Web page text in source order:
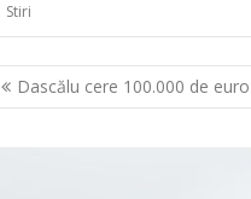
Stiri
Navigare
Dascălu cere 100.000 de